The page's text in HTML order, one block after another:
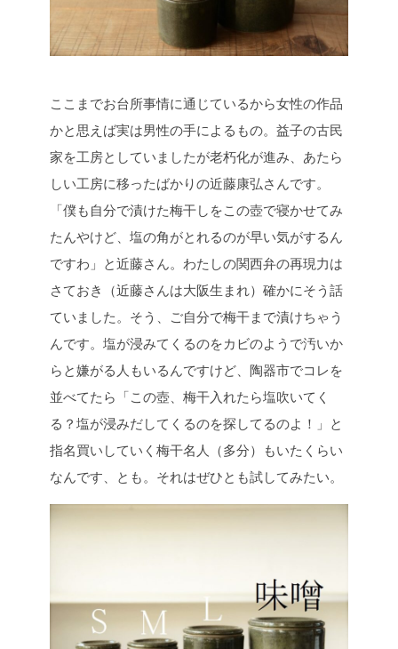
ここまでお台所事情に通じているから女性の作品
かと思えば実は男性の手によるもの。益子の古民
家を工房としていましたが老朽化が進み、あたら
しい工房に移ったばかりの近藤康弘さんです。
「僕も自分で漬けた梅干しをこの壺で寝かせてみ
たんやけど、塩の角がとれるのが早い気がするん
ですわ」と近藤さん。わたしの関西弁の再現力は
さておき（近藤さんは大阪生まれ）確かにそう話
ていました。そう、ご自分で梅干まで漬けちゃう
んです。塩が浸みてくるのをカビのようで汚いか
らと嫌がる人もいるんですけど、陶器市でコレを
並べてたら「この壺、梅干入れたら塩吹いてく
る？塩が浸みだしてくるのを探してるのよ！」と
指名買いしていく梅干名人（多分）もいたくらい
なんです、とも。それはぜひとも試してみたい。